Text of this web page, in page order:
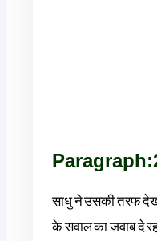
साधु ने उसकी तरफ
के सवाल का जवाब दे